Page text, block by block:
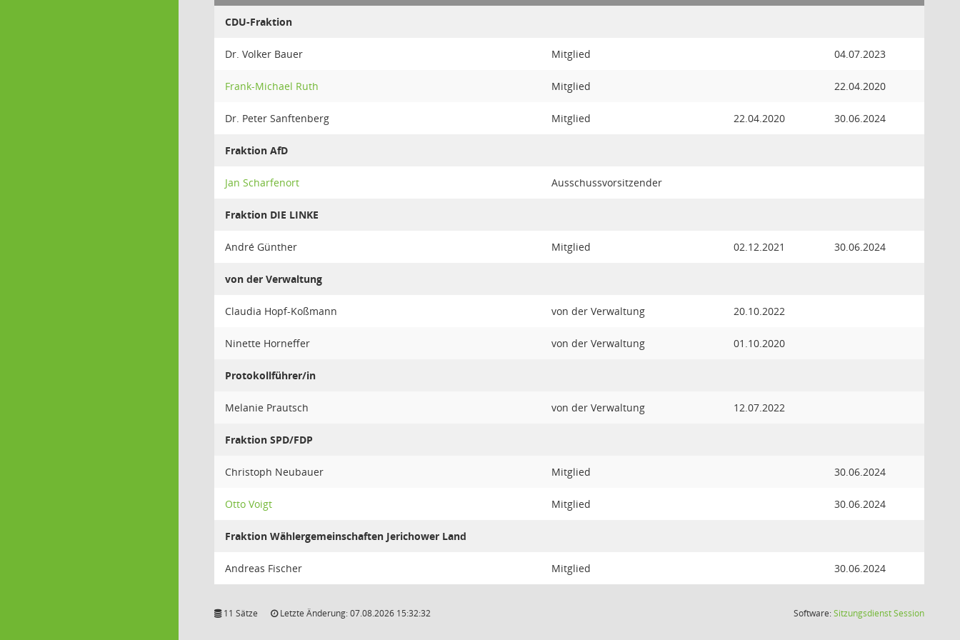
CDU-Fraktion
Dr. Volker Bauer Mitglied 04.07.2023
Frank-Michael Ruth Mitglied 22.04.2020
Dr. Peter Sanftenberg Mitglied 22.04.2020 30.06.2024
Fraktion AfD
Jan Scharfenort Ausschussvorsitzender
Fraktion DIE LINKE
André Günther Mitglied 02.12.2021 30.06.2024
von der Verwaltung
Claudia Hopf-Koßmann von der Verwaltung 20.10.2022
Ninette Horneffer von der Verwaltung 01.10.2020
Protokollführer/in
Melanie Prautsch von der Verwaltung 12.07.2022
Fraktion SPD/FDP
Christoph Neubauer Mitglied 30.06.2024
Otto Voigt Mitglied 30.06.2024
Fraktion Wählergemeinschaften Jerichower Land
Andreas Fischer Mitglied 30.06.2024
11 Sätze Letzte Änderung: 07.08.2026 15:32:32 Software:SitzungsdienstSession(Wird in